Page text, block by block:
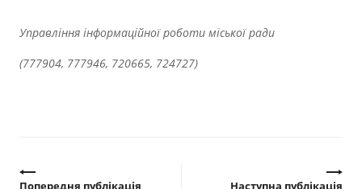
Управління інформаційної роботи міської ради
(777904, 777946, 720665, 724727)
Попередня публікація Наступна публікація